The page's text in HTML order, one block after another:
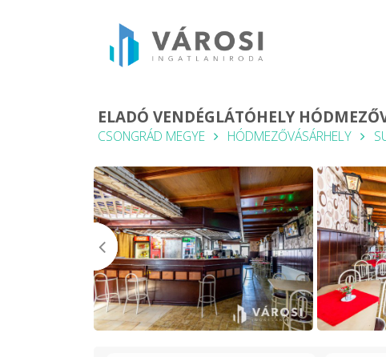
ELADÓ VENDÉGLÁTÓHELY
CSONGRÁD MEGYE HÓDMEZŐVÁSÁRHELY